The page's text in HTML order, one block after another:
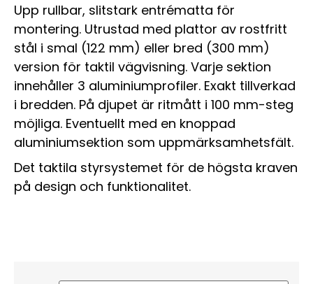
Upp rullbar, slitstark entrématta för
montering. Utrustad med plattor av rostfritt
stål i smal (122 mm) eller bred (300 mm)
version för taktil vägvisning. Varje sektion
innehåller 3 aluminiumprofiler. Exakt tillverkad
i bredden. På djupet är ritmått i 100 mm-steg
möjliga. Eventuellt med en knoppad
aluminiumsektion som uppmärksamhetsfält.
Det taktila styrsystemet för de högsta kraven
på design och funktionalitet.